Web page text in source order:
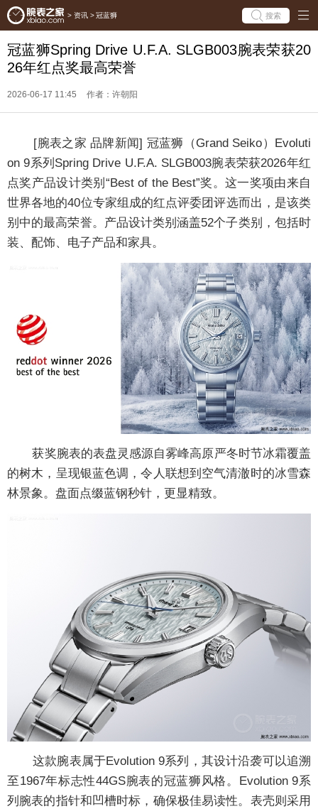
> 资讯 > 冠蓝狮 搜索
冠蓝狮Spring Drive U.F.A. SLGB003腕表荣获20
26年红点奖最高荣誉
2026-06-17 11:45 作者：许朝阳
[腕表之家 品牌新闻] 冠蓝狮（Grand Seiko）Evoluti
on 9系列Spring Drive U.F.A. SLGB003腕表荣获2026年红
点奖产品设计类别“Best of the Best”奖。这一奖项由来自
世界各地的40位专家组成的红点评委团评选而出，是该类
别中的最高荣誉。产品设计类别涵盖52个子类别，包括时
装、配饰、电子产品和家具。
获奖腕表的表盘灵感源自雾峰高原严冬时节冰霜覆盖
的树木，呈现银蓝色调，令人联想到空气清澈时的冰雪森
林景象。盘面点缀蓝钢秒针，更显精致。
这款腕表属于Evolution 9系列，其设计沿袭可以追溯
至1967年标志性44GS腕表的冠蓝狮风格。Evolution 9系
列腕表的指针和凹槽时标，确保极佳易读性。表壳则采用